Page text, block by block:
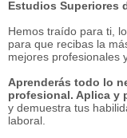
Estudios Superiores
Hemos traído para ti,
para que recibas la
mejores profesionales
Aprenderás todo lo
profesional. Aplica y
y demuestra tus
laboral.